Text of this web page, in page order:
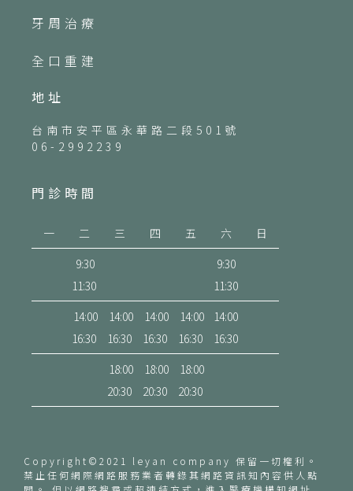
牙周治療
全口重建
地址
台南市安平區永華路二段501號
06-2992239
門診時間
一 二 三 四 五 六
日
9:30
11:30
9:30
11:30
14:00
16:30
14:00
16:30
14:00
16:30
14:00
16:30
14:00
16:30
18:00
20:30
18:00
20:30
18:00
20:30
Copyright©2021 leyan company 保留一切權利。
禁止任何網際網路服務業者轉錄其網路資訊知內容供人點